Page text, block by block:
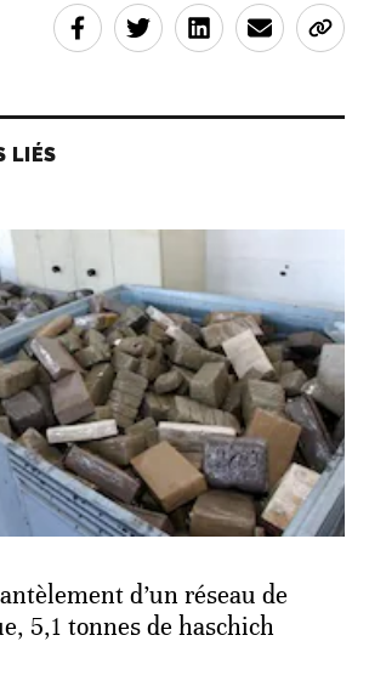
LIÉS
d’un réseau de
5,1 tonnes de haschich